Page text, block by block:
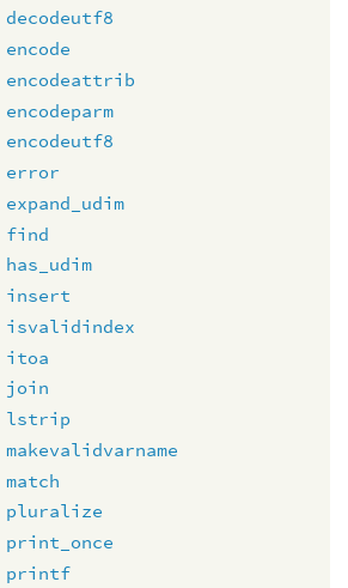
decodeutf8
encode
encodeattrib
encodeparm
encodeutf8
error
expand_udim
find
has_udim
insert
isvalidindex
itoa
join
lstrip
makevalidvarname
match
pluralize
print_once
printf